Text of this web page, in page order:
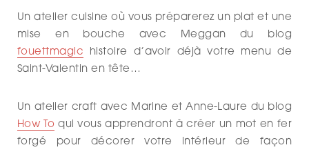
Un atelier cuisine où vous préparerez un plat et une
mise en bouche avec Meggan du blog
fouettmagic histoire d’avoir déjà votre menu de
Saint-Valentin en tête…
Un atelier craft avec Marine et Anne-Laure du blog
How To qui vous apprendront à créer un mot en fer
forgé pour décorer votre intérieur de façon